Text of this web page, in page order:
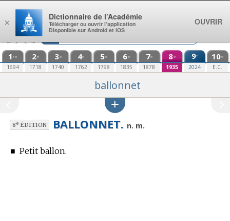
Aller au contenu
1 re
1694
2e
1718
3e
1740
4e
1762
5e
1798
6e
1835
7e
1878
8e
1935
9e
2024
10e
E.C.
ballonnet
8eÉDITION BALLONNET. n. m.
■ Petit ballon.
×
Dictionnaire de l’Académie
Télécharger ou ouvrir l’application
Disponible sur Android et iOS
OUVRIR